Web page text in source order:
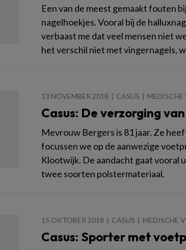
Een van de meest gemaakt fouten
nagelhoekjes. Vooral bij de
verbaast me dat veel mensen niet
het verschil niet met vingernagels,
13 NOVEMBER 2018 CASUS
Casus: De verzorging
Mevrouw Bergers is 81 jaar. Ze
focussen we op de aanwezige
Klootwijk. De aandacht gaat vooral
twee soorten polstermateriaal.
15 OKTOBER 2018 CASUS MEDISCHE
Casus: Sporter met